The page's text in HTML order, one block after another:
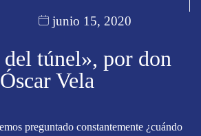
junio 15, 2020
túnel», por don
Óscar Vela
preguntado constantemente ¿cuándo